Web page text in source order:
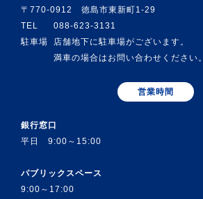
〒770-0912 徳島市東新町1-29
TEL
088-623-3131
駐車場
店舗地下に駐車場がございます。
満車の場合はお問い合わせください。
営業時間
銀行窓口
平日 9:00～15:00
パブリックスペース
9:00～17:00